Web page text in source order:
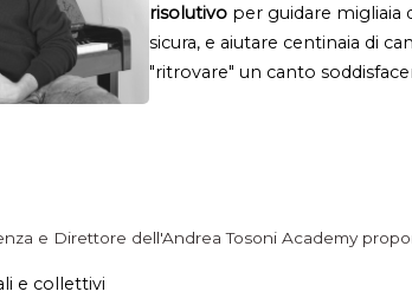
risolutivo per guidare migliaia
sicura, e aiutare centinaia di
"ritrovare" un canto
e Direttore dell'Andrea Tosoni Academy
e collettivi